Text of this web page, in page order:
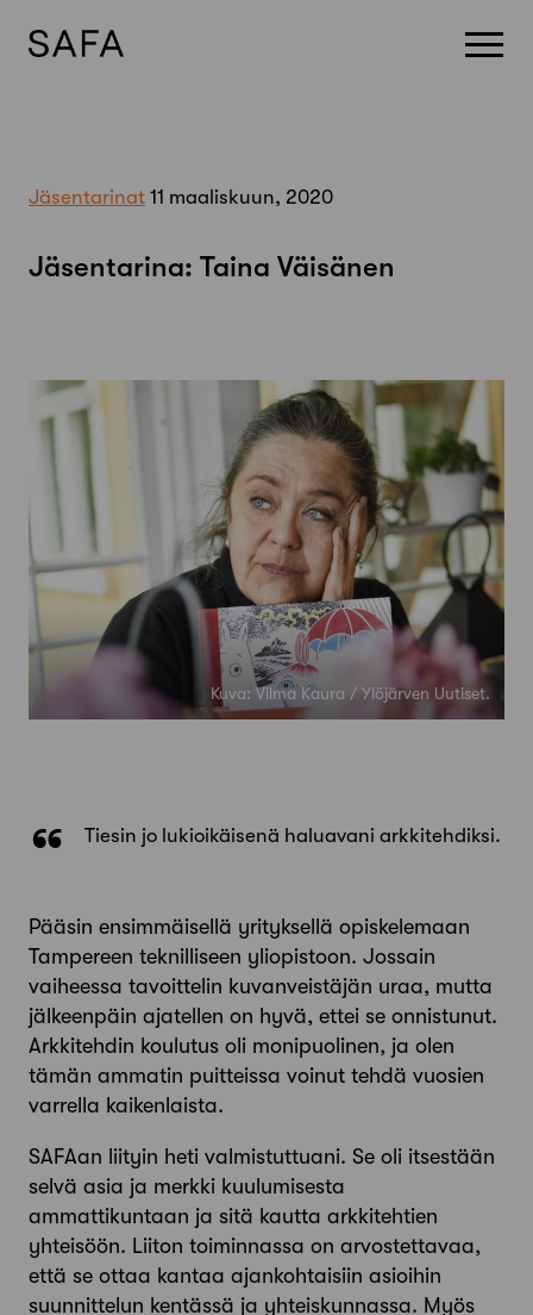
Jäsentarinat 11 maaliskuun, 2020
Jäsentarina: Taina Väisänen
Kuva: Vilma Kaura / Ylöjärven Uutiset.
Tiesin jo lukioikäisenä haluavani arkkitehdiksi.
Pääsin ensimmäisellä yrityksellä opiskelemaan
Tampereen teknilliseen yliopistoon. Jossain
vaiheessa tavoittelin kuvanveistäjän uraa, mutta
jälkeenpäin ajatellen on hyvä, ettei se onnistunut.
Arkkitehdin koulutus oli monipuolinen, ja olen
tämän ammatin puitteissa voinut tehdä vuosien
varrella kaikenlaista.
SAFAan liityin heti valmistuttuani. Se oli itsestään
selvä asia ja merkki kuulumisesta
ammattikuntaan ja sitä kautta arkkitehtien
yhteisöön. Liiton toiminnassa on arvostettavaa,
että se ottaa kantaa ajankohtaisiin asioihin
suunnittelun kentässä ja yhteiskunnassa. Myös